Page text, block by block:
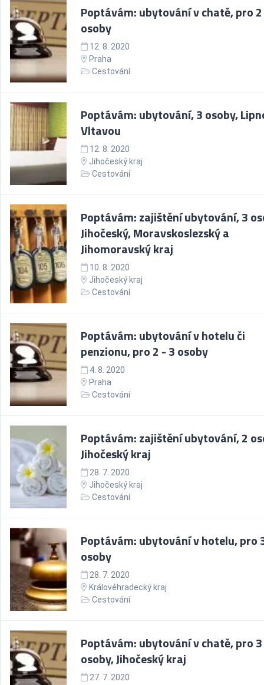
Poptávám: ubytování v chatě, pro
osoby
12. 8. 2020
Praha
Cestování
Poptávám: ubytování, 3 osoby,
Vltavou
12. 8. 2020
Jihočeský kraj
Cestování
Poptávám: zajištění ubytování, 3
Jihočeský, Moravskoslezský a
Jihomoravský kraj
10. 8. 2020
Jihočeský kraj
Cestování
Poptávám: ubytování v hotelu či
penzionu, pro 2 - 3 osoby
4. 8. 2020
Praha
Cestování
Poptávám: zajištění ubytování, 2
Jihočeský kraj
28. 7. 2020
Jihočeský kraj
Cestování
Poptávám: ubytování v hotelu, pro
osoby
28. 7. 2020
Královéhradecký kraj
Cestování
Poptávám: ubytování v chatě, pro 3
osoby, Jihočeský kraj
27. 7. 2020